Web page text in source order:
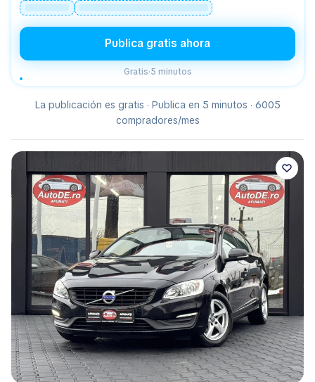
Publica gratis ahora
Gratis·5 minutos
La publicación es gratis · Publica en 5 minutos · 6005
compradores/mes